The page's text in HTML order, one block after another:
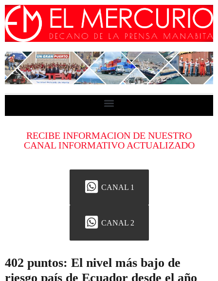
RECIBE INFORMACION DE NUESTRO
CANAL INFORMATIVO ACTUALIZADO
CANAL 1
CANAL 2
402 puntos: El nivel más bajo de
riesgo país de Ecuador desde el año